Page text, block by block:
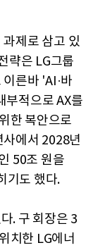
과제로 삼고 있
략은 LG그룹
른바 'AI·바
부적으로 AX를
한 복안으로
사에서 2028년
50조 원을
기도 했다.
. 구 회장은 3
치한 LG에너